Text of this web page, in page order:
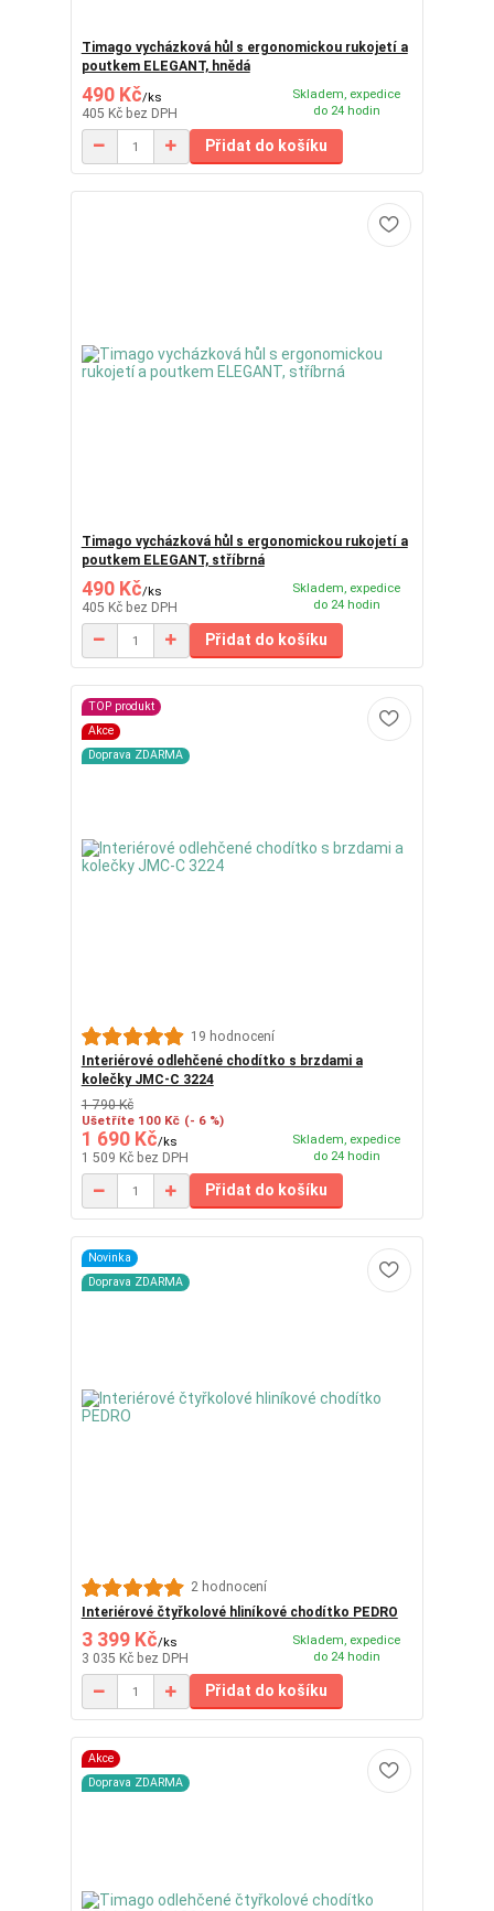
Timago vycházková hůl s ergonomickou rukojetí a
poutkem ELEGANT, hnědá
490 Kč/ks
405 Kč bez DPH
Skladem, expedice
do 24 hodin
Přidat do košíku
Timago vycházková hůl s ergonomickou rukojetí a
poutkem ELEGANT, stříbrná
490 Kč/ks
405 Kč bez DPH
Skladem, expedice
do 24 hodin
Přidat do košíku
TOP produkt
Akce
Doprava ZDARMA
19 hodnocení
Interiérové ​​odlehčené chodítko s brzdami a
kolečky JMC-C 3224
1 790 Kč
Ušetříte 100 Kč (- 6 %)
1 690 Kč/ks
1 509 Kč bez DPH
Skladem, expedice
do 24 hodin
Přidat do košíku
Novinka
Doprava ZDARMA
2 hodnocení
Interiérové ​​čtyřkolové hliníkové chodítko PEDRO
3 399 Kč/ks
3 035 Kč bez DPH
Skladem, expedice
do 24 hodin
Přidat do košíku
Akce
Doprava ZDARMA